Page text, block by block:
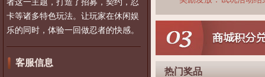
者这一主题，打造了招募，契约，忍
卡等诸多特色玩法。让玩家在休闲娱
乐的同时，体验一回做忍者的快感。
客服信息
热门奖品